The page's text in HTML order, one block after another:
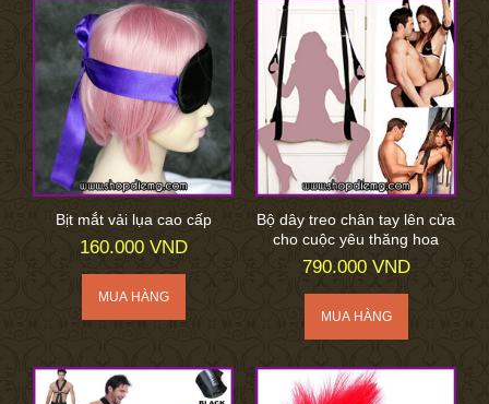
Bịt mắt vải lụa cao cấp
160.000 VND
Bộ dây treo chân tay lên cửa
cho cuộc yêu thăng hoa
790.000 VND